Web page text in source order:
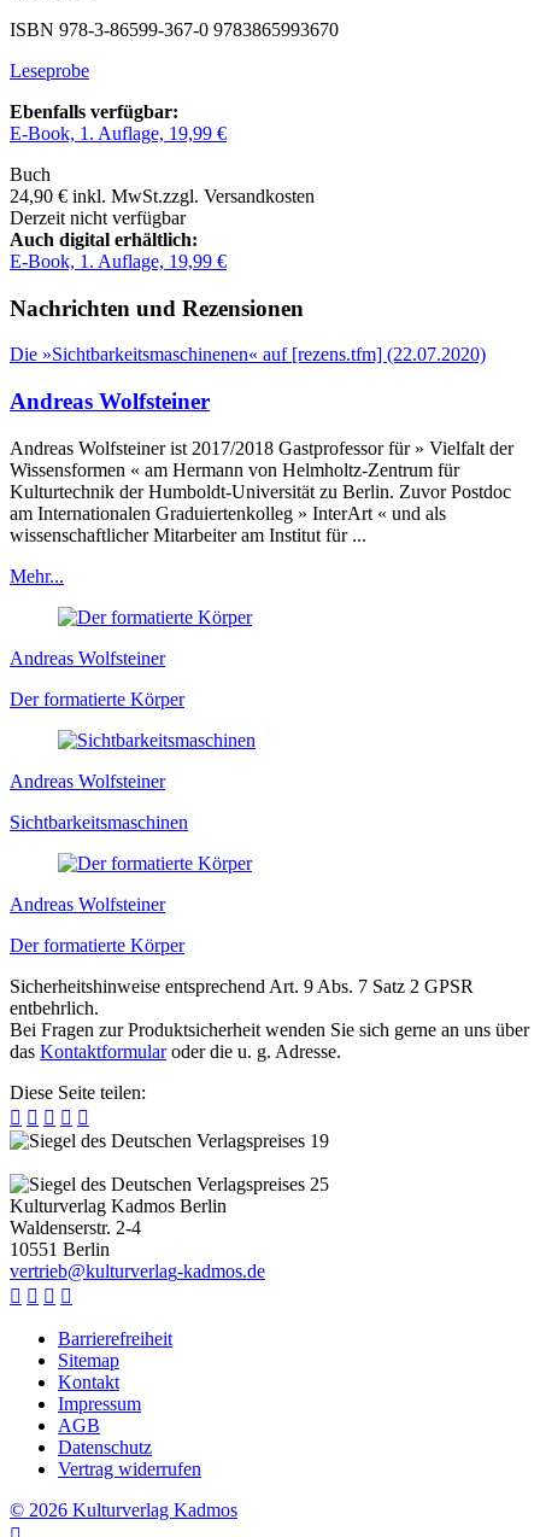
ISBN 978-3-86599-367-0 9783865993670
Leseprobe
Ebenfalls verfügbar:
E-Book, 1. Auflage, 19,99 €
Buch
24,90 € inkl. MwSt.zzgl. Versandkosten
Derzeit nicht verfügbar
Auch digital erhältlich:
E-Book, 1. Auflage, 19,99 €
Nachrichten und Rezensionen
Die »Sichtbarkeitsmaschinenen« auf [rezens.tfm] (22.07.2020)
Andreas Wolfsteiner
Andreas Wolfsteiner ist 2017/2018 Gastprofessor für » Vielfalt der
Wissensformen « am Hermann von Helmholtz-Zentrum für
Kulturtechnik der Humboldt-Universität zu Berlin. Zuvor Postdoc
am Internationalen Graduiertenkolleg » InterArt « und als
wissenschaftlicher Mitarbeiter am Institut für ...
Mehr...
Andreas Wolfsteiner
Der formatierte Körper
Andreas Wolfsteiner
Sichtbarkeitsmaschinen
Andreas Wolfsteiner
Der formatierte Körper
Sicherheitshinweise entsprechend Art. 9 Abs. 7 Satz 2 GPSR
entbehrlich.
Bei Fragen zur Produktsicherheit wenden Sie sich gerne an uns über
das Kontaktformularoder die u. g. Adresse.
Diese Seite teilen:
    
Kulturverlag Kadmos Berlin
Waldenserstr. 2-4
10551 Berlin
vertrieb@kulturverlag-kadmos.de
   
Barrierefreiheit
Sitemap
Kontakt
Impressum
AGB
Datenschutz
Vertrag widerrufen
© 2026 Kulturverlag Kadmos